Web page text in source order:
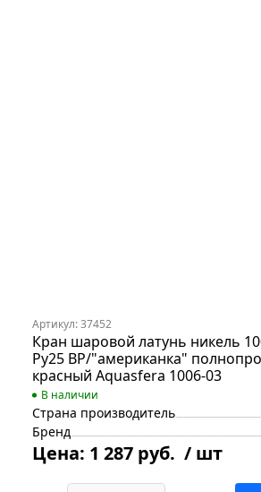
Артикул: 37452
Кран шаровой латунь никель
Ру25 ВР/"американка"
красный Aquasfera 1006-03
В наличии
Страна производитель
Бренд
Цена: 1 287 руб. / шт